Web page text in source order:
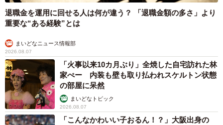
退職金を運用に回せる人は何が違う？ 「退職金額の多さ」より
重要な“ある経験”とは
まいどなニュース情報部
2026.08.07
「火事以来10カ月ぶり」全焼した自宅訪れた林
家ぺー 内装も壁も取り払われスケルトン状態
の部屋に呆然
まいどなトピック
2026.08.07
「こんなかわいい子おるん！？」大阪出身の